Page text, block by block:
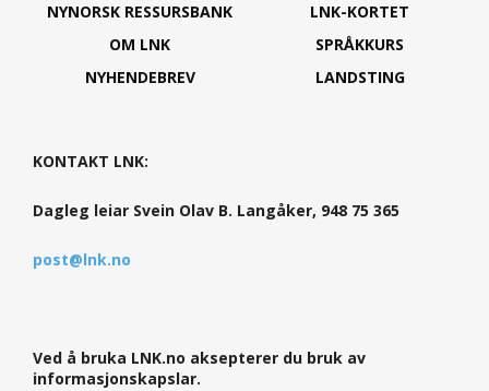
NYNORSK RESSURSBANK
OM LNK
NYHENDEBREV
LNK-KORTET
SPRÅKKURS
LANDSTING
KONTAKT LNK:
Dagleg leiar Svein Olav B. Langåker, 948 75 365
post@lnk.no
Ved å bruka LNK.no aksepterer du bruk av
informasjonskapslar.